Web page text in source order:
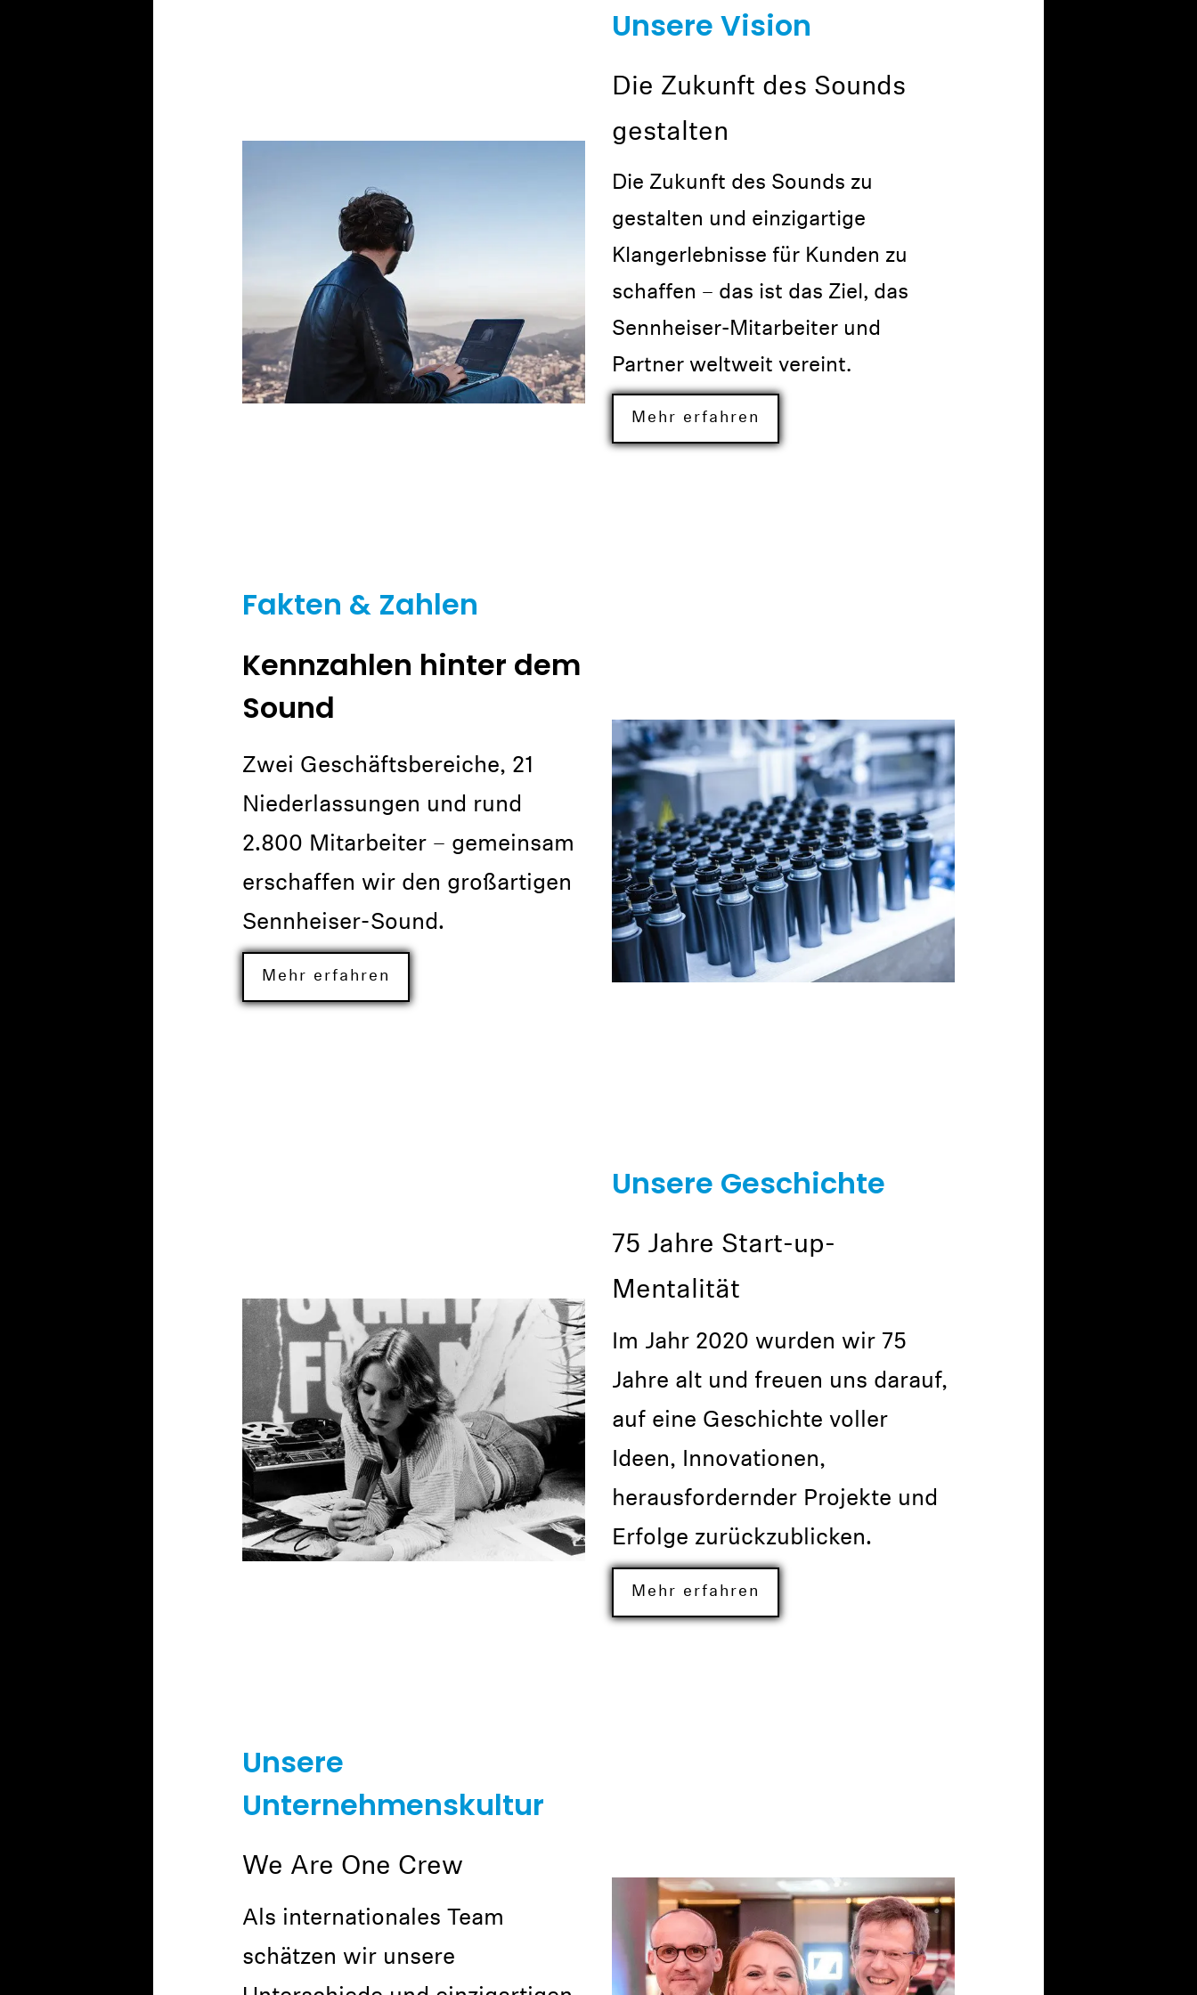
Unsere Vision
Die Zukunft des Sounds
gestalten
Die Zukunft des Sounds zu
gestalten und einzigartige
Klangerlebnisse für Kunden zu
schaffen – das ist das Ziel, das
Sennheiser-Mitarbeiter und
Partner weltweit vereint.
Mehr erfahren
Fakten & Zahlen
Kennzahlen hinter dem
Sound
Zwei Geschäftsbereiche, 21
Niederlassungen und rund
2.800 Mitarbeiter – gemeinsam
erschaffen wir den großartigen
Sennheiser-Sound.
Mehr erfahren
Unsere Geschichte
75 Jahre Start-up-
Mentalität
Im Jahr 2020 wurden wir 75
Jahre alt und freuen uns darauf,
auf eine Geschichte voller
Ideen, Innovationen,
herausfordernder Projekte und
Erfolge zurückzublicken.
Mehr erfahren
Unsere
Unternehmenskultur
We Are One Crew
Als internationales Team
schätzen wir unsere